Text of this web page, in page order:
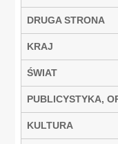
DRUGA STRONA
KRAJ
ŚWIAT
PUBLICYSTYKA,
KULTURA